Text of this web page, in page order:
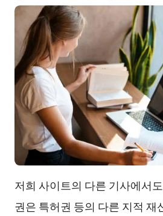
저희 사이트의 다른 기사에서
권은 특허권 등의 다른 지적 재